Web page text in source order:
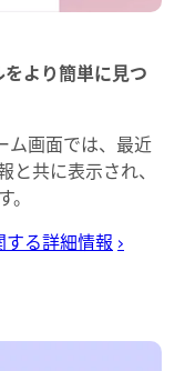
より簡単に見つ
ム画面では、最近
共に表示され、
する詳細情報 ›